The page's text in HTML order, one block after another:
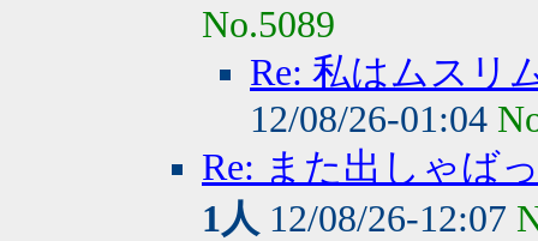
No.5089
Re: 私はムスリ
12/08/26-01:04
Re: また出しゃば
1人 12/08/26-12:07